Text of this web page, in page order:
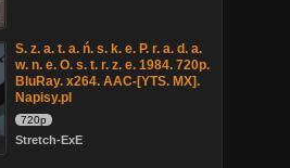
S. z. a. t. a. ń. s. k. e. P. r. a. d. a.
w. n. e. O. s. t. r. z. e. 1984. 720p.
BluRay. x264. AAC-[YTS. MX].
Napisy.pl
720p
Stretch-ExE